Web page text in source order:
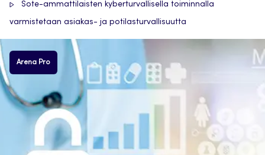
Sote-ammattilaisten kyberturvallisella toiminnalla
varmistetaan asiakas- ja potilasturvallisuutta
Arena Pro